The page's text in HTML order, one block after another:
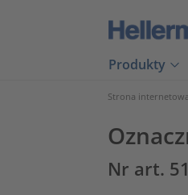
Produkty
Strona internetowa
Nr art.